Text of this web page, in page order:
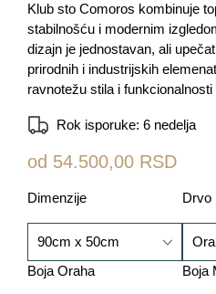
Klub sto Comoros kombinuje
stabilnošću i modernim
dizajn je jednostavan, ali
prirodnih i industrijskih
ravnotežu stila i
Rok isporuke: 6 nedelja
od 54.500,00 RSD
Dimenzije
90cm x 50cm
90cm x 50cm
Drvo
Boja Oraha Boja